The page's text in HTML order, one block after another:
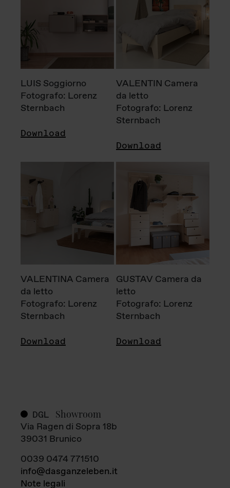
LUIS Soggiorno
Fotografo: Lorenz
Sternbach
Download
VALENTIN Camera
da letto
Fotografo: Lorenz
Sternbach
Download
VALENTINA Camera
da letto
Fotografo: Lorenz
Sternbach
Download
GUSTAV Camera da
letto
Fotografo: Lorenz
Sternbach
Download
DGL Showroom
Via Ragen di Sopra 18b
39031 Brunico
0039 0474 771510
info@dasganzeleben.it
Note legali